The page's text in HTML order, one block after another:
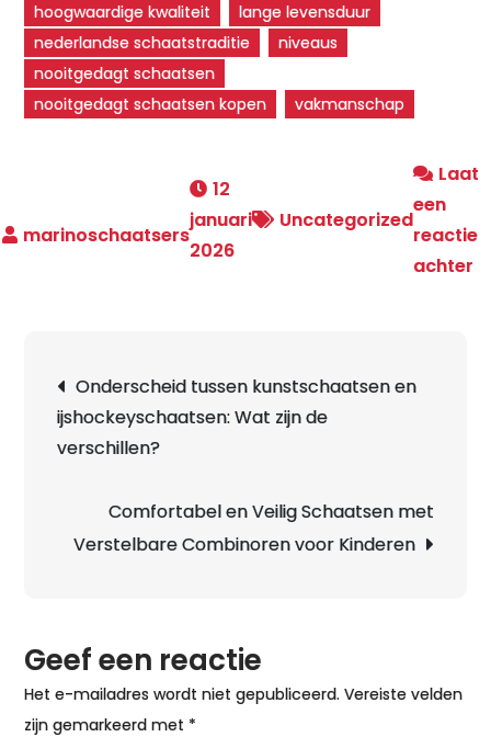
hoogwaardige kwaliteit
lange levensduur
nederlandse schaatstraditie
niveaus
nooitgedagt schaatsen
nooitgedagt schaatsen kopen
vakmanschap
12
januari
2026
Uncategorized
Laat
een
reactie
achter
Onderscheid tussen kunstschaatsen en
ijshockeyschaatsen: Wat zijn de
verschillen?
Comfortabel en Veilig Schaatsen met
Verstelbare Combinoren voor Kinderen
Geef een reactie
Het e-mailadres wordt niet gepubliceerd. Vereiste velden
zijn gemarkeerd met *